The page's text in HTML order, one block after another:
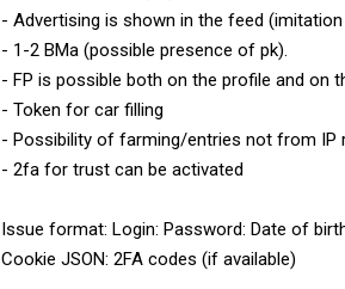
- Advertising is shown in the feed
- 1-2 BMa (possible presence of pk).
- FP is possible both on the profile and on
- Token for car filling
- Possibility of farming/entries not from IP
- 2fa for trust can be activated
Issue format: Login: Password: Date of
Cookie JSON: 2FA codes (if available)